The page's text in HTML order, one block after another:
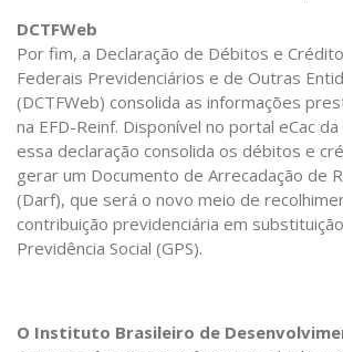
DCTFWeb
Por fim, a Declaração de Débitos e
Federais Previdenciários e de Outras
(DCTFWeb) consolida as informações
na EFD-Reinf. Disponível no portal eCac
essa declaração consolida os débitos e
gerar um Documento de Arrecadação de
(Darf), que será o novo meio de
contribuição previdenciária em
Previdência Social (GPS).
O Instituto Brasileiro de